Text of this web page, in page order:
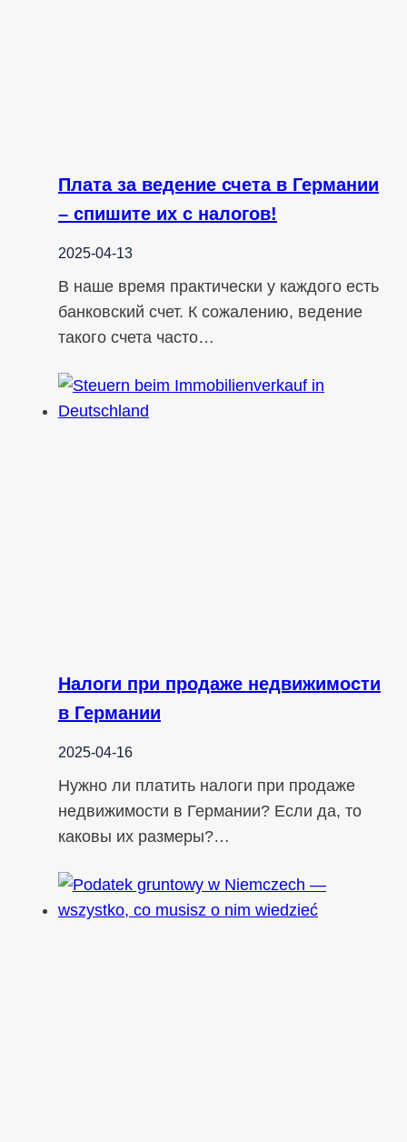
Плата за ведение счета в Германии
– спишите их с налогов!
2025-04-13
В наше время практически у каждого есть
банковский счет. К сожалению, ведение
такого счета часто…
Налоги при продаже недвижимости
в Германии
2025-04-16
Нужно ли платить налоги при продаже
недвижимости в Германии? Если да, то
каковы их размеры?…